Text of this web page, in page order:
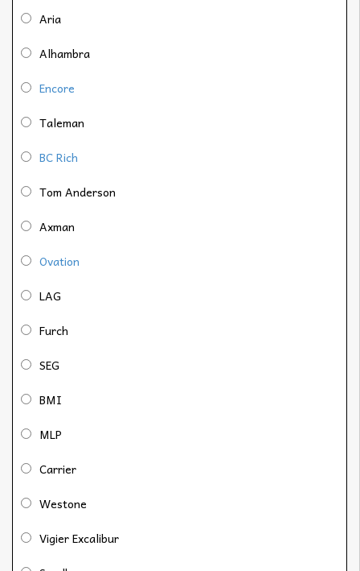
Aria
Alhambra
Encore
Taleman
BC Rich
Tom Anderson
Axman
Ovation
LAG
Furch
SEG
BMI
MLP
Carrier
Westone
Vigier Excalibur